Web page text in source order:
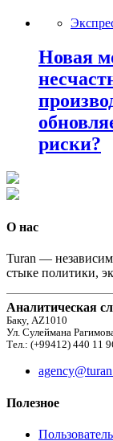
Новая
риски?
О нас
Turan —
стыке политики,
Аналитическая
Баку, AZ1010
Ул. Сулеймана
Тел.: (+99412) 440 11
Полезное